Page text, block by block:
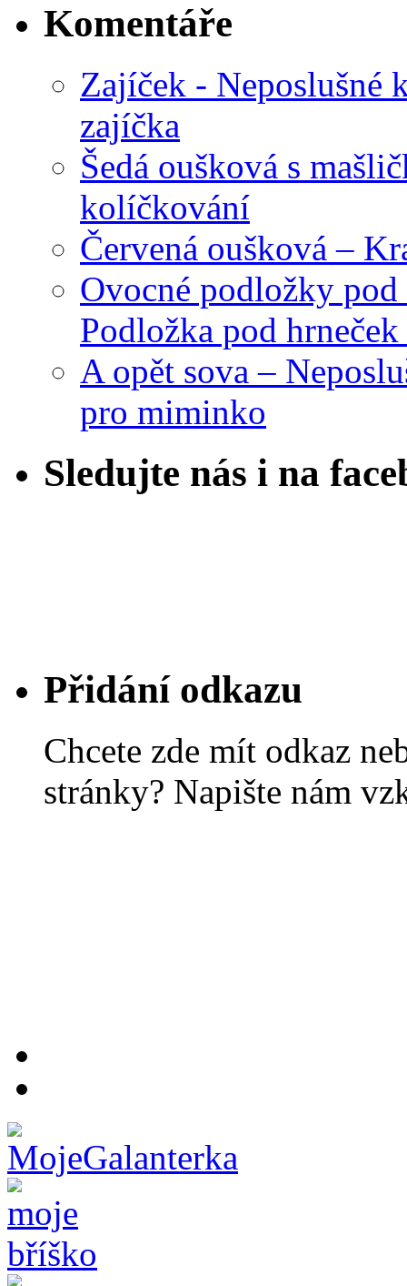
Komentáře
Zajíček - Neposlušné
zajíčka
Šedá oušková s
kolíčkování
Červená oušková –
Ovocné podložky
Podložka pod
A opět sova –
pro miminko
Sledujte nás i na
Přidání odkazu
Chcete zde mít odkaz
stránky? Napište nám